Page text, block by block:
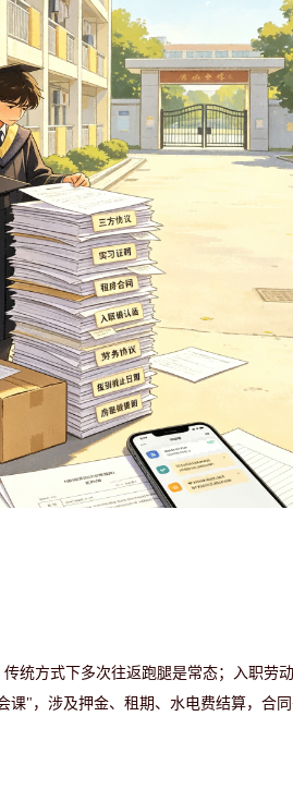
统方式下多次往返跑腿是常态；入职劳
课"，涉及押金、租期、水电费结算，合同